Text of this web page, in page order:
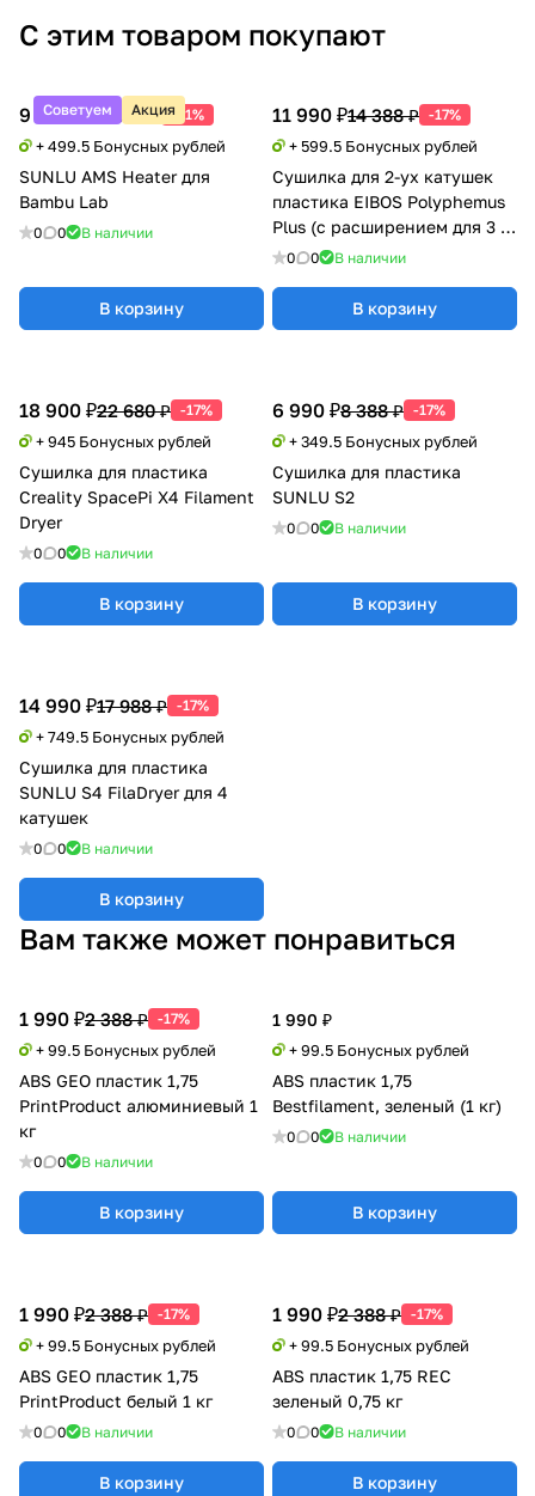
С этим товаром покупают
Советуем Акция
9 990 ₽20 388 ₽ -51%
+ 499.5 Бонусных рублей
SUNLU AMS Heater для
Bambu Lab
0 0 В наличии
В корзину
11 990 ₽14 388 ₽ -17%
+ 599.5 Бонусных рублей
Сушилка для 2-ух катушек
пластика EIBOS Polyphemus
Plus (с расширением для 3 кг
катушки)
0 0 В наличии
В корзину
18 900 ₽22 680 ₽ -17%
+ 945 Бонусных рублей
Сушилка для пластика
Creality SpacePi X4 Filament
Dryer
0 0 В наличии
В корзину
6 990 ₽8 388 ₽ -17%
+ 349.5 Бонусных рублей
Сушилка для пластика
SUNLU S2
0 0 В наличии
В корзину
14 990 ₽17 988 ₽ -17%
+ 749.5 Бонусных рублей
Сушилка для пластика
SUNLU S4 FilaDryer для 4
катушек
0 0 В наличии
В корзину
Вам также может понравиться
1 990 ₽2 388 ₽ -17%
+ 99.5 Бонусных рублей
ABS GEO пластик 1,75
PrintProduct алюминиевый 1
кг
0 0 В наличии
В корзину
1 990 ₽
+ 99.5 Бонусных рублей
ABS пластик 1,75
Bestfilament, зеленый (1 кг)
0 0 В наличии
В корзину
1 990 ₽2 388 ₽ -17%
+ 99.5 Бонусных рублей
ABS пластик 1,75 REC
зеленый 0,75 кг
0 0 В наличии
В корзину
1 990 ₽2 388 ₽ -17%
+ 99.5 Бонусных рублей
ABS GEO пластик 1,75
PrintProduct белый 1 кг
0 0 В наличии
В корзину